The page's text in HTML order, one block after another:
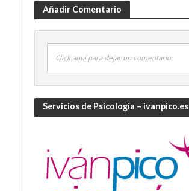
Añadir Comentario
Click aquí para dejar un comentario
Servicios de Psicología – ivanpico.es